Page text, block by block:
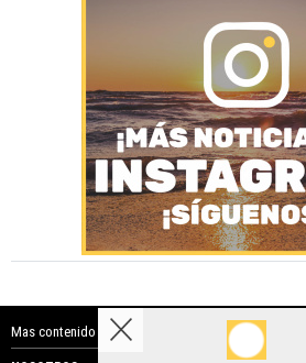
Mas contenido de Costa Blanca Noticias: